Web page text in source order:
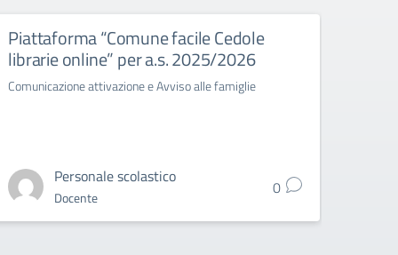
Piattaforma “Comune facile Cedole
librarie online” per a.s. 2025/2026
Comunicazione attivazione e Avviso alle famiglie
Personale scolastico
Docente 0